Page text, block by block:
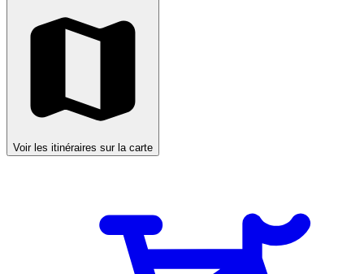
Voir les itinéraires sur la carte